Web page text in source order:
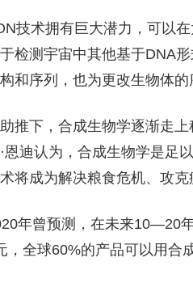
技术拥有巨大潜力，可以
检测宇宙中其他基于DNA
和序列，也为更改生物体的
推下，合成生物学逐渐走
恩迪认为，合成生物学是足
将成为解决粮食危机、攻克
年曾预测，在未来10—20
，全球60%的产品可以用合